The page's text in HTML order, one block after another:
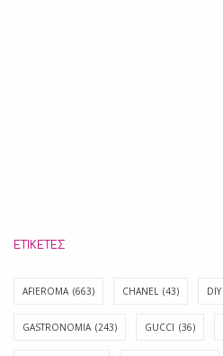
ΕΤΙΚΈΤΕΣ
AFIEROMA (663) CHANEL (43) DIY
GASTRONOMIA (243) GUCCI (36)